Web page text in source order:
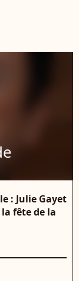
: Julie Gayet
fête de la